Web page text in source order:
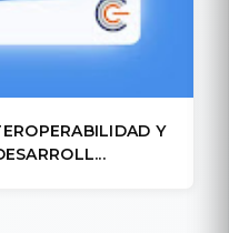
Y